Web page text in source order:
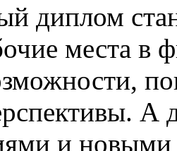
диплом
места в
А
и новыми